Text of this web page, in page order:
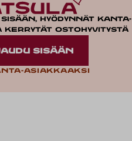
hyödynnät kanta-
kerrytät ostohyvitystä
SISÄÄN
asiakkaaksi